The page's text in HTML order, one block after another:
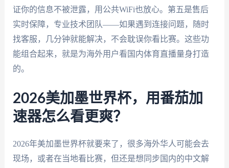
证你的信息不被泄露，用公共WiFi也放心。第五是售后
实时保障，专业技术团队——如果遇到连接问题，随时
找客服，几分钟就能解决，不会耽误你看比赛。这些功
能组合起来，就是为海外用户看国内体育直播量身打造
的。
2026美加墨世界杯，用番茄加
速器怎么看更爽？
2026年美加墨世界杯就要来了，很多海外华人可能会去
现场，或者在当地看比赛，但还是想同步国内的中文解